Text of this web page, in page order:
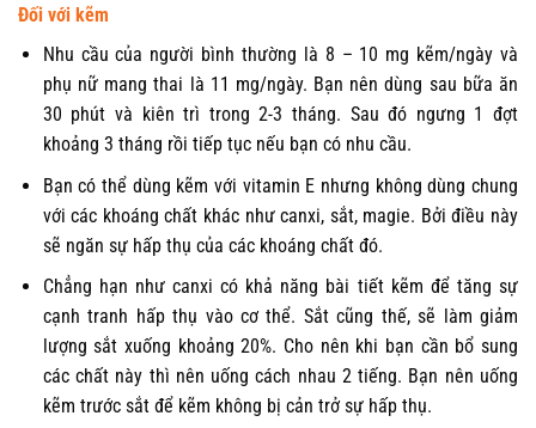
Đối với kẽm
Nhu cầu của người bình thường là 8 – 10 mg kẽm/ngày và
phụ nữ mang thai là 11 mg/ngày. Bạn nên dùng sau bữa ăn
30 phút và kiên trì trong 2-3 tháng. Sau đó ngưng 1 đợt
khoảng 3 tháng rồi tiếp tục nếu bạn có nhu cầu.
Bạn có thể dùng kẽm với vitamin E nhưng không dùng chung
với các khoáng chất khác như canxi, sắt, magie. Bởi điều này
sẽ ngăn sự hấp thụ của các khoáng chất đó.
Chẳng hạn như canxi có khả năng bài tiết kẽm để tăng sự
cạnh tranh hấp thụ vào cơ thể. Sắt cũng thế, sẽ làm giảm
lượng sắt xuống khoảng 20%. Cho nên khi bạn cần bổ sung
các chất này thì nên uống cách nhau 2 tiếng. Bạn nên uống
kẽm trước sắt để kẽm không bị cản trở sự hấp thụ.